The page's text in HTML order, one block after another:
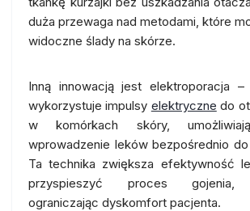
duża przewaga nad metodami, które
widoczne ślady na skórze.
Inną innowacją jest elektroporacja
wykorzystuje impulsy elektryczne do
w komórkach skóry,
wprowadzenie leków bezpośrednio do
Ta technika zwiększa efektywność
przyspieszyć proces gojenia,
ograniczając dyskomfort pacjenta.